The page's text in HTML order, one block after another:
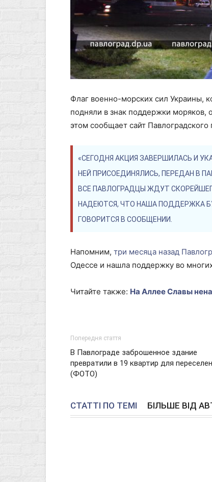
Флаг военно-морских сил Украины,
подняли в знак поддержки моряков,
этом сообщает сайт Павлоградского
«СЕГОДНЯ АКЦИЯ ЗАВЕРШИЛАСЬ И
НЕЙ ПРИСОЕДИНЯЛИСЬ, ПЕРЕДАН В
ВСЕ ПАВЛОГРАДЦЫ ЖДУТ
НАДЕЮТСЯ, ЧТО НАША ПОДДЕРЖКА
ГОВОРИТСЯ В СООБЩЕНИИ.
Напомним, три месяца назад
Одессе и нашла поддержку во
Читайте также: На Аллее Славы
Попередня стаття
В Павлограде заброшенное здание
превратили в 19 квартир для
(ФОТО)
СТАТТІ ПО ТЕМІ БІЛЬШЕ ВІД